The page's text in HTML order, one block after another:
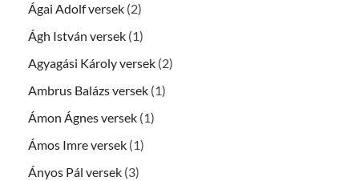
Ágai Adolf versek (2)
Ágh István versek (1)
Agyagási Károly versek (2)
Ambrus Balázs versek (1)
Ámon Ágnes versek (1)
Ámos Imre versek (1)
Ányos Pál versek (3)